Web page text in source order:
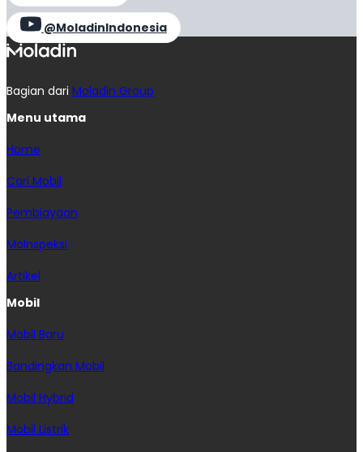
@MoladinIndonesia
Bagian dari Moladin Group
Menu utama
Home
Cari Mobil
Pembiayaan
MoInspeksi
Artikel
Mobil
Mobil Baru
Bandingkan Mobil
Mobil Hybrid
Mobil Listrik